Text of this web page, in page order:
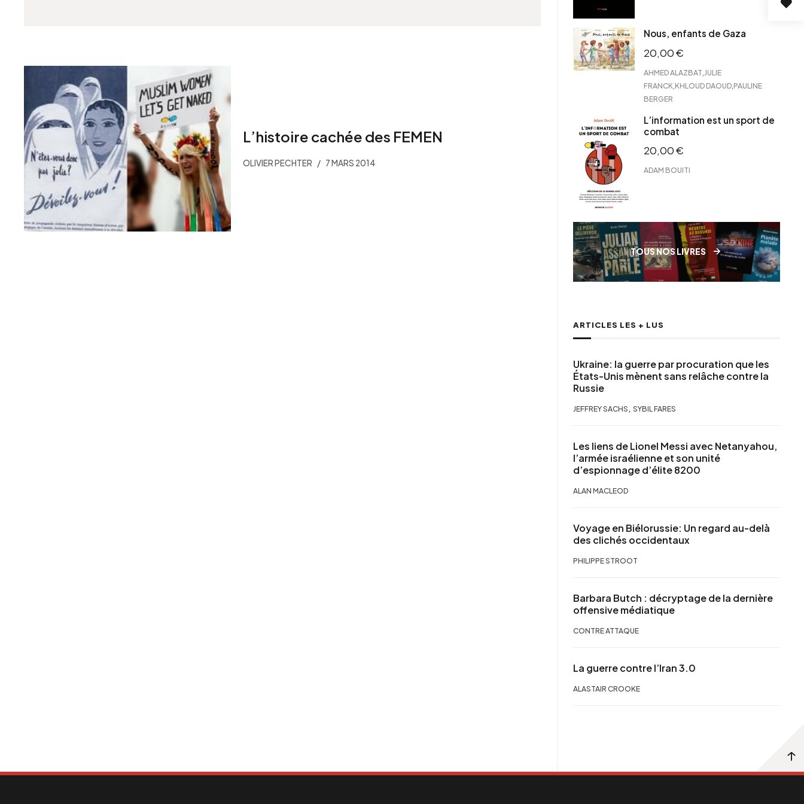
L’histoire cachée des FEMEN
OLIVIER PECHTER 7 MARS 2014
Nous, enfants de Gaza
20,00€
AHMED ALAZBAT JULIE
FRANCK KHLOUD DAOUD PAULINE
BERGER
L’information est un sport de
combat
20,00€
ADAM BOUITI
TOUS NOS LIVRES
ARTICLES LES + LUS
Ukraine: la guerre par procuration que les
États-Unis mènent sans relâche contre la
Russie
JEFFREY SACHS , SYBIL FARES
Les liens de Lionel Messi avec Netanyahou,
l’armée israélienne et son unité
d’espionnage d’élite 8200
ALAN MACLEOD
Voyage en Biélorussie: Un regard au-delà
des clichés occidentaux
PHILIPPE STROOT
Barbara Butch : décryptage de la dernière
offensive médiatique
CONTRE ATTAQUE
La guerre contre l’Iran 3.0
ALASTAIR CROOKE